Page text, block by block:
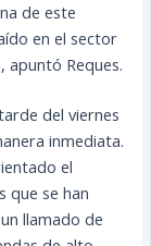
de este
en el sector
apuntó Reques.
del viernes
inmediata.
el
que se han
llamado de